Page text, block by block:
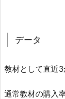
データ
教材として直近
通常教材の購入